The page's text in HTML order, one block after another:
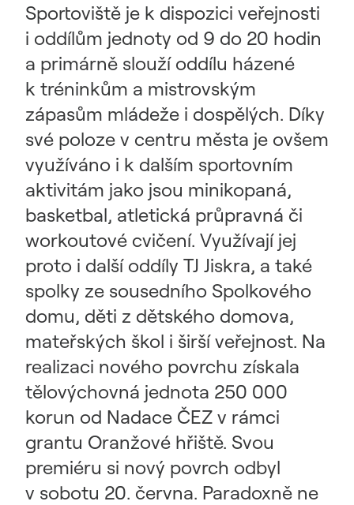
Sportoviště je k dispozici veřejnosti
i oddílům jednoty od 9 do 20 hodin
a primárně slouží oddílu házené
k tréninkům a mistrovským
zápasům mládeže i dospělých. Díky
své poloze v centru města je ovšem
využíváno i k dalším sportovním
aktivitám jako jsou minikopaná,
basketbal, atletická průpravná či
workoutové cvičení. Využívají jej
proto i další oddíly TJ Jiskra, a také
spolky ze sousedního Spolkového
domu, děti z dětského domova,
mateřských škol i širší veřejnost. Na
realizaci nového povrchu získala
tělovýchovná jednota 250 000
korun od Nadace ČEZ v rámci
grantu Oranžové hřiště. Svou
premiéru si nový povrch odbyl
v sobotu 20. června. Paradoxně ne